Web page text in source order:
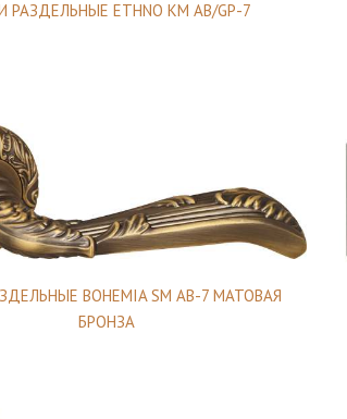
РАЗДЕЛЬНЫЕ ETHNO KM AB/GP-7
BOHEMIA SM AB-7 МАТОВАЯ
БРОНЗА